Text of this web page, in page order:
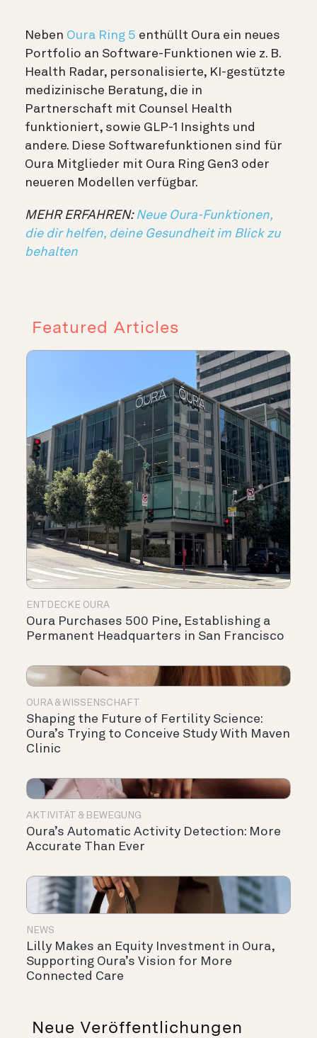
Neben Oura Ring 5 enthüllt Oura ein neues
Portfolio an Software-Funktionen wie z. B.
Health Radar, personalisierte, KI-gestützte
medizinische Beratung, die in
Partnerschaft mit Counsel Health
funktioniert, sowie GLP-1 Insights und
andere. Diese Softwarefunktionen sind für
Oura Mitglieder mit Oura Ring Gen3 oder
neueren Modellen verfügbar.
MEHR ERFAHREN: Neue Oura-Funktionen,
die dir helfen, deine Gesundheit im Blick zu
behalten
Featured Articles
ENTDECKE OURA
Oura Purchases 500 Pine, Establishing a
Permanent Headquarters in San Francisco
OURA & WISSENSCHAFT
Shaping the Future of Fertility Science:
Oura’s Trying to Conceive Study With Maven
Clinic
AKTIVITÄT & BEWEGUNG
Oura’s Automatic Activity Detection: More
Accurate Than Ever
NEWS
Lilly Makes an Equity Investment in Oura,
Supporting Oura’s Vision for More
Connected Care
Neue Veröffentlichungen